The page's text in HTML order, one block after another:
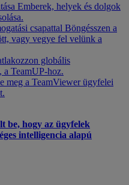
Emberek, helyek és dolgok
csapattal Böngésszen a
vagy vegye fel velünk a
globális
a TeamUP-hoz.
meg a TeamViewer ügyfelei
be, hogy az ügyfelek
intelligencia alapú